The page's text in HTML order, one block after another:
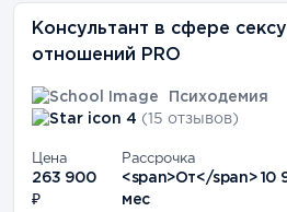
Консультант в сфере
отношений PRO
Психодемия
4 (15 отзывов)
Цена
263 900
₽
Рассрочка
<span>От</span> 10
мес